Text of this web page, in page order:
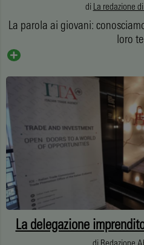
di La redazione
La parola ai giovani:
loro
La delegazione